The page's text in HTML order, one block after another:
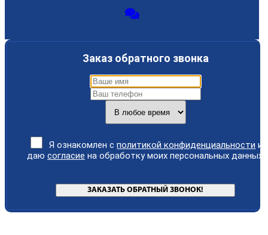
Заказ обратного звонка
Я ознакомлен сполитикой конфиденциальности и
даю согласие на обработку моих персональных данных.